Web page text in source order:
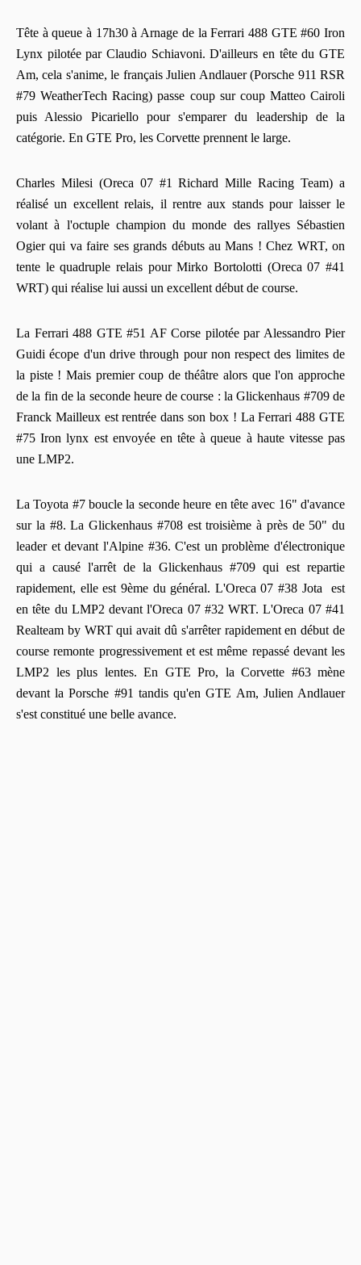
Tête à queue à 17h30 à Arnage de la Ferrari 488 GTE #60 Iron
Lynx pilotée par Claudio Schiavoni. D'ailleurs en tête du GTE
Am, cela s'anime, le français Julien Andlauer (Porsche 911 RSR
#79 WeatherTech Racing) passe coup sur coup Matteo Cairoli
puis Alessio Picariello pour s'emparer du leadership de la
catégorie. En GTE Pro, les Corvette prennent le large.
Charles Milesi (Oreca 07 #1 Richard Mille Racing Team) a
réalisé un excellent relais, il rentre aux stands pour laisser le
volant à l'octuple champion du monde des rallyes Sébastien
Ogier qui va faire ses grands débuts au Mans ! Chez WRT, on
tente le quadruple relais pour Mirko Bortolotti (Oreca 07 #41
WRT) qui réalise lui aussi un excellent début de course.
La Ferrari 488 GTE #51 AF Corse pilotée par Alessandro Pier
Guidi écope d'un drive through pour non respect des limites de
la piste ! Mais premier coup de théâtre alors que l'on approche
de la fin de la seconde heure de course : la Glickenhaus #709 de
Franck Mailleux est rentrée dans son box ! La Ferrari 488 GTE
#75 Iron lynx est envoyée en tête à queue à haute vitesse pas
une LMP2.
La Toyota #7 boucle la seconde heure en tête avec 16" d'avance
sur la #8. La Glickenhaus #708 est troisième à près de 50" du
leader et devant l'Alpine #36. C'est un problème d'électronique
qui a causé l'arrêt de la Glickenhaus #709 qui est repartie
rapidement, elle est 9ème du général. L'Oreca 07 #38 Jota est
en tête du LMP2 devant l'Oreca 07 #32 WRT. L'Oreca 07 #41
Realteam by WRT qui avait dû s'arrêter rapidement en début de
course remonte progressivement et est même repassé devant les
LMP2 les plus lentes. En GTE Pro, la Corvette #63 mène
devant la Porsche #91 tandis qu'en GTE Am, Julien Andlauer
s'est constitué une belle avance.